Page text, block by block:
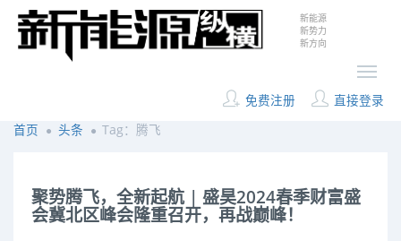
新能源
新势力
新方向
免费注册
直接登录
首页
头条 Tag：腾飞
聚势腾飞，全新起航 | 盛昊2024春季财富盛
会冀北区峰会隆重召开，再战巅峰！